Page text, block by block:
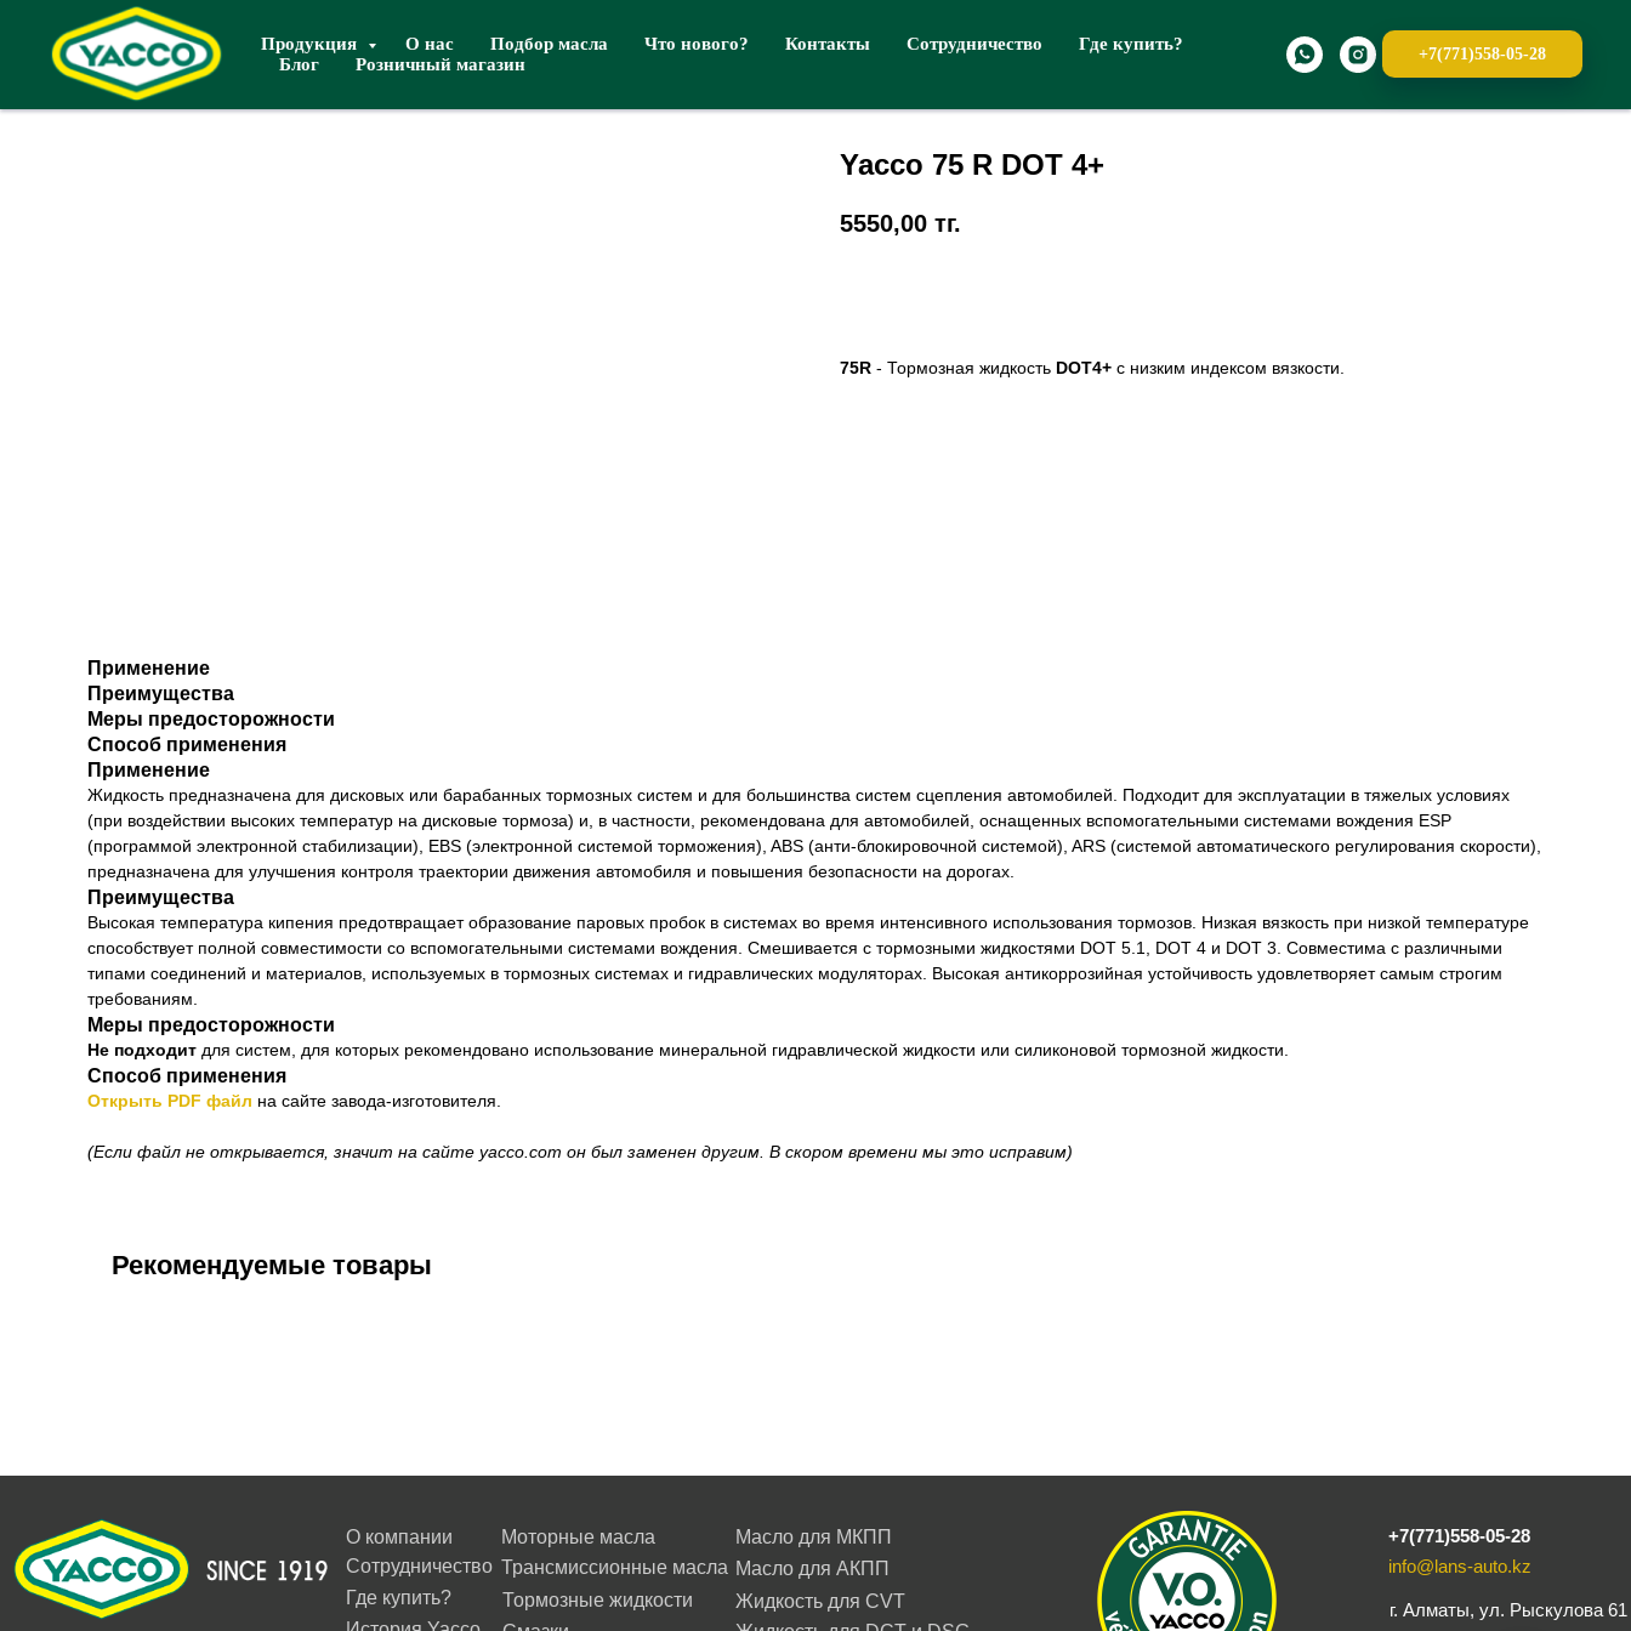
Продукция О нас Подбор масла Что нового? Контакты Сотрудничество
Где купить?
Блог
Розничный магазин
+7(771)558-05-28
Yacco 75 R DOT 4+
5550,00 тг.
75R - Тормозная жидкость DOT4+ с низким индексом вязкости.
Применение
Преимущества
Меры предосторожности
Способ применения
Применение
Жидкость предназначена для дисковых или барабанных тормозных систем и для большинства систем сцепления автомобилей. Подходит для эксплуатации в тяжелых условиях
(при воздействии высоких температур на дисковые тормоза) и, в частности, рекомендована для автомобилей, оснащенных вспомогательными системами вождения ESP
(программой электронной стабилизации), EBS (электронной системой торможения), ABS (анти-блокировочной системой), ARS (системой автоматического регулирования скорости),
предназначена для улучшения контроля траектории движения автомобиля и повышения безопасности на дорогах.
Преимущества
Высокая температура кипения предотвращает образование паровых пробок в системах во время интенсивного использования тормозов. Низкая вязкость при низкой температуре
способствует полной совместимости со вспомогательными системами вождения. Смешивается с тормозными жидкостями DOT 5.1, DOT 4 и DOT 3. Совместима с различными
типами соединений и материалов, используемых в тормозных системах и гидравлических модуляторах. Высокая антикоррозийная устойчивость удовлетворяет самым строгим
требованиям.
Меры предосторожности
Не подходит для систем, для которых рекомендовано использование минеральной гидравлической жидкости или силиконовой тормозной жидкости.
Способ применения
Открыть PDF файл на сайте завода-изготовителя.
(Если файл не открывается, значит на сайте yacco.com он был заменен другим. В скором времени мы это исправим)
Рекомендуемые товары
О компании
Сотрудничество
Где купить?
+7(771)558-05-28
info@lans-auto.kz
г. Алматы, ул. Рыскулова 61
Моторные масла
Трансмиссионные масла
Тормозные жидкости
Масло для МКПП
Масло для АКПП
Жидкость для CVT